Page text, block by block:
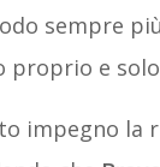
sempre
proprio e
impegno la